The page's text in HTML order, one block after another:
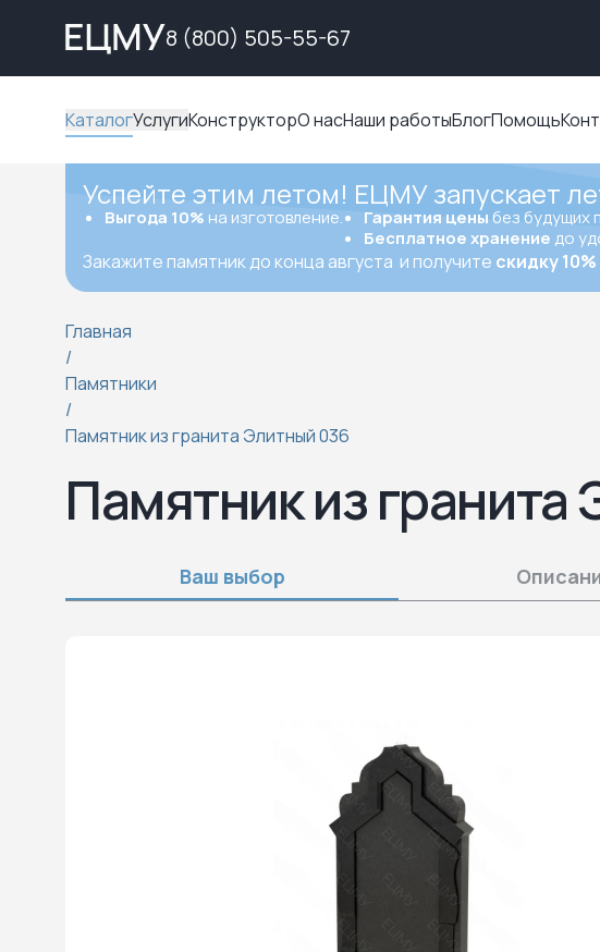
8 (800) 505-55-67
КаталогУслугиКонструкторО насНаши работыБлогПомощь
Успейте этим летом! ЕЦМУ запускает
Выгода 10% на изготовление. Гарантия цены без будущих
Бесплатное хранение до
Закажите памятник до конца августа и получите скидку 10%
Главная
/
Памятники
/
Памятник из гранита Элитный 036
Памятник из гранита
Ваш выбор